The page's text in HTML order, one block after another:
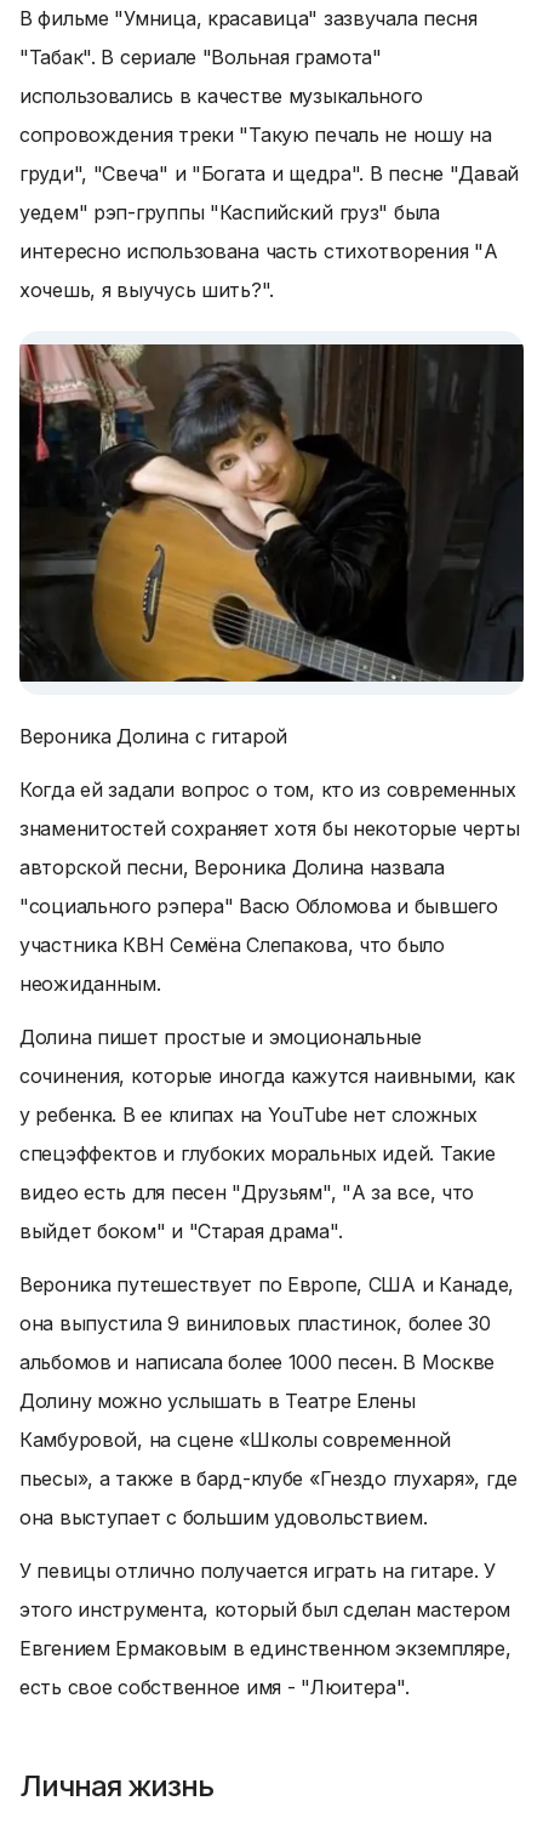
В фильме "Умница, красавица" зазвучала песня
"Табак". В сериале "Вольная грамота"
использовались в качестве музыкального
сопровождения треки "Такую печаль не ношу на
груди", "Свеча" и "Богата и щедра". В песне "Давай
уедем" рэп-группы "Каспийский груз" была
интересно использована часть стихотворения "А
хочешь, я выучусь шить?".
Вероника Долина с гитарой
Когда ей задали вопрос о том, кто из современных
знаменитостей сохраняет хотя бы некоторые черты
авторской песни, Вероника Долина назвала
"социального рэпера" Васю Обломова и бывшего
участника КВН Семёна Слепакова, что было
неожиданным.
Долина пишет простые и эмоциональные
сочинения, которые иногда кажутся наивными, как
у ребенка. В ее клипах на YouTube нет сложных
спецэффектов и глубоких моральных идей. Такие
видео есть для песен "Друзьям", "А за все, что
выйдет боком" и "Старая драма".
Вероника путешествует по Европе, США и Канаде,
она выпустила 9 виниловых пластинок, более 30
альбомов и написала более 1000 песен. В Москве
Долину можно услышать в Театре Елены
Камбуровой, на сцене «Школы современной
пьесы», а также в бард-клубе «Гнездо глухаря», где
она выступает с большим удовольствием.
У певицы отлично получается играть на гитаре. У
этого инструмента, который был сделан мастером
Евгением Ермаковым в единственном экземпляре,
есть свое собственное имя - "Люитера".
Личная жизнь